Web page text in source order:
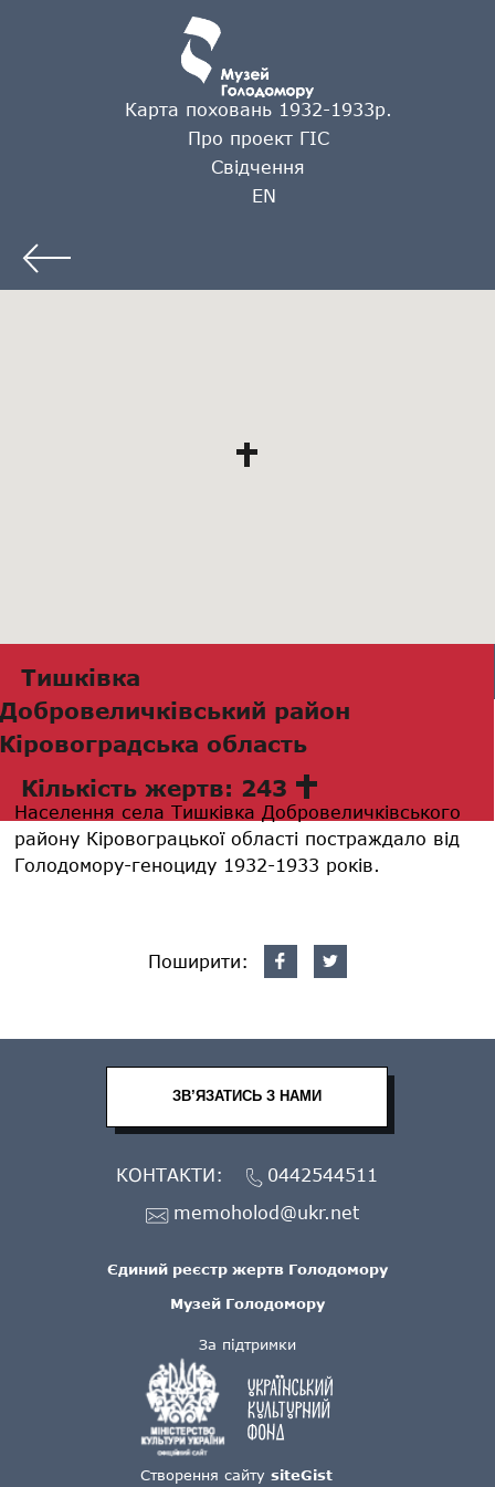
Карта поховань 1932-1933р.
Про проект ГІС
Свідчення
EN
Тишківка
Добровеличківський район
Кіровоградська область
Кількість жертв: 243
Населення села Тишківка Добровеличківського
району Кіровограцької області постраждало від
Голодомору-геноциду 1932-1933 років.
Поширити:
За підтримки
Створення сайту siteGist
Єдиний реєстр жертв Голодомору
Музей Голодомору
ЗВ’ЯЗАТИСЬ З НАМИ
КОНТАКТИ:
0442544511
memoholod@ukr.net